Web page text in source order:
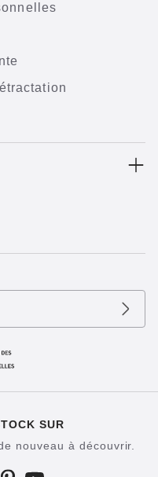
SUR
nouveau à découvrir.